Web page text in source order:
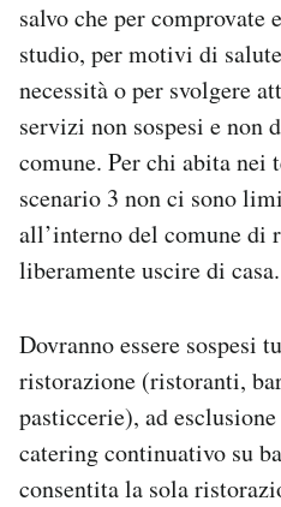
salvo che per comprovate
studio, per motivi di
necessità o per svolgere
servizi non sospesi e
comune. Per chi abita
scenario 3 non ci sono
all’interno del comune di
liberamente uscire di casa.
Dovranno essere sospesi
ristorazione (ristoranti,
pasticcerie), ad
catering continuativo su
consentita la sola